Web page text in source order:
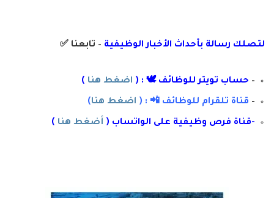
لتصلك رسالة بأحداث الأخبار الوظيفية – تابعنا ✅
– حساب تويتر للوظائف 🕊 : ( اضغط هنا )
– قناة تلقرام للوظائف 📲 : ( اضغط هنا)
-قناة فرص وظيفية على الواتساب ( أضغط هنا )